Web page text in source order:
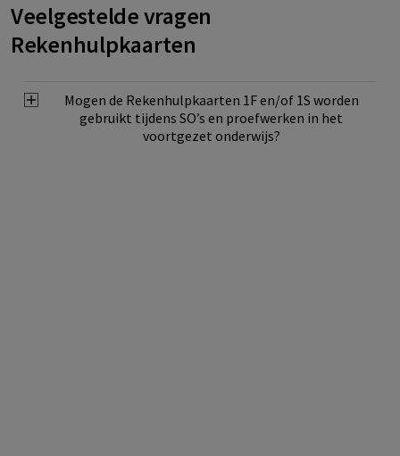
Veelgestelde vragen
Rekenhulpkaarten
Mogen de Rekenhulpkaarten 1F en/of 1S worden
gebruikt tijdens SO’s en proefwerken in het
voortgezet onderwijs?